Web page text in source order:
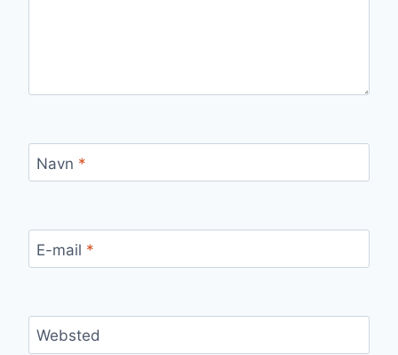
Navn *
E-mail *
Websted